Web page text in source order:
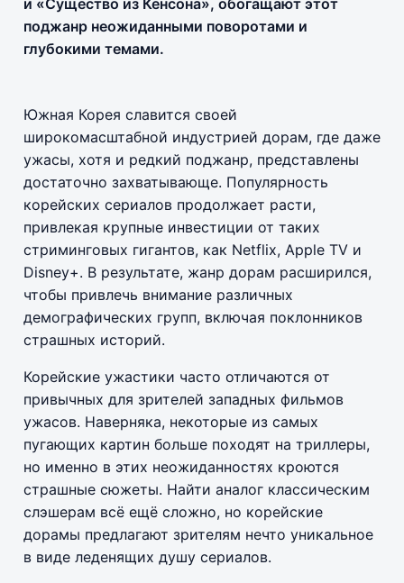
поджанр неожиданными поворотами и
глубокими темами.
Южная Корея славится своей
широкомасштабной индустрией дорам, где даже
ужасы, хотя и редкий поджанр, представлены
достаточно захватывающе. Популярность
корейских сериалов продолжает расти,
привлекая крупные инвестиции от таких
стриминговых гигантов, как Netflix, Apple TV и
Disney+. В результате, жанр дорам расширился,
чтобы привлечь внимание различных
демографических групп, включая поклонников
страшных историй.
Корейские ужастики часто отличаются от
привычных для зрителей западных фильмов
ужасов. Наверняка, некоторые из самых
пугающих картин больше походят на триллеры,
но именно в этих неожиданностях кроются
страшные сюжеты. Найти аналог классическим
слэшерам всё ещё сложно, но корейские
дорамы предлагают зрителям нечто уникальное
в виде леденящих душу сериалов.